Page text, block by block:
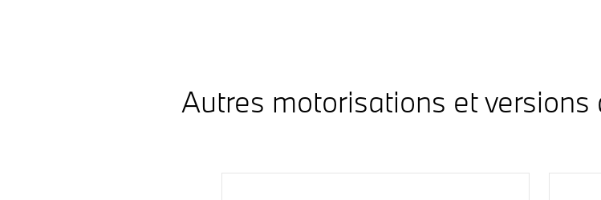
Autres motorisations et versions